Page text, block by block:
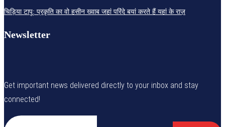
चिड़िया टापू: प्रकृति का वो हसीन ख्वाब जहां परिंदे बयां करते हैं यहां के राज़
Newsletter
Get important news delivered directly to your inbox and stay
connected!